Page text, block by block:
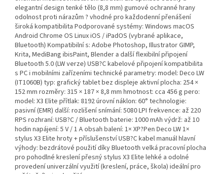
elegantní design tenké tělo (8,8 mm) gumové ochranné hrany
odolnost proti nárazům ? vhodné pro každodenní přenášení
široká kompatibilita Podporované systémy: Windows macOS
Android Chrome OS Linux iOS / iPadOS (vybrané aplikace,
Bluetooth) Kompatibilní s: Adobe Photoshop, Illustrator GIMP,
Krita, MediBang ibisPaint, Blender a další flexibilní připojení
Bluetooth 5.0 (LW verze) USB?C kabelové připojení kompatibilita
s PC i mobilními zařízeními technické parametry: model: Deco LW
(IT1060B) typ: grafický tablet bez displeje aktivní plocha: 254 ×
152 mm rozměry: 315 × 187 × 8,8 mm hmotnost: cca 456 g pero:
model: X3 Elite přítlak: 8192 úrovní náklon: 60° technologie:
pasivní (EMR) další: rozlišení snímání: 5080 LPI frekvence: až 220
RPS rozhraní: USB?C / Bluetooth baterie: 1000 mAh výdrž: až 10
hodin napájení: 5 V / 1 A obsah balení: 1× XP?Pen Deco LW 1×
stylus X3 Elite hroty + příslušenství USB?C kabel manuál hlavní
výhody: bezdrátové použití díky Bluetooth velká pracovní plocha
pro pohodlné kreslení přesný stylus X3 Elite lehké a odolné
provedení univerzální využití (kreslení, práce, škola) ideální pro